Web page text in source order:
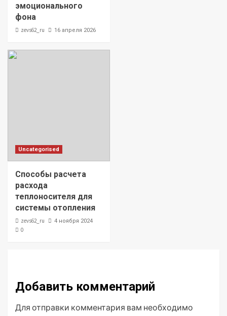
эмоционального
фона
zevs62_ru 16 апреля 2026
Uncategorised
Способы расчета
расхода
теплоносителя для
системы отопления
zevs62_ru 4 ноября 2024
0
Добавить комментарий
Для отправки комментария вам необходимо